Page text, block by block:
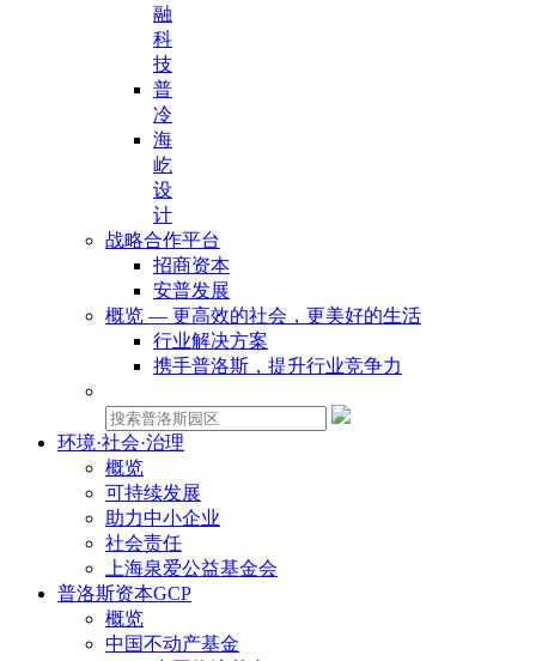
融
科
技
普
冷
海
屹
设
计
战略合作平台
招商资本
安普发展
概览 — 更高效的社会，更美好的生活
行业解决方案
携手普洛斯，提升行业竞争力
环境·社会·治理
概览
可持续发展
助力中小企业
社会责任
上海泉爱公益基金会
普洛斯资本GCP
概览
中国不动产基金